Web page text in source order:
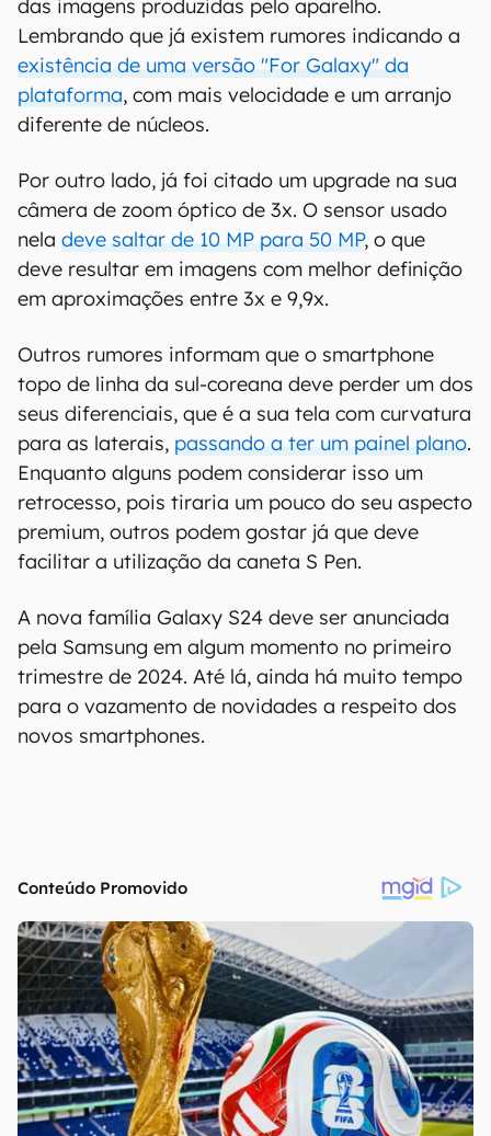
das imagens produzidas pelo aparelho.
Lembrando que já existem rumores indicando a
existência de uma versão "For Galaxy" da
plataforma, com mais velocidade e um arranjo
diferente de núcleos.
Por outro lado, já foi citado um upgrade na sua
câmera de zoom óptico de 3x. O sensor usado
nela deve saltar de 10 MP para 50 MP, o que
deve resultar em imagens com melhor definição
em aproximações entre 3x e 9,9x.
Outros rumores informam que o smartphone
topo de linha da sul-coreana deve perder um dos
seus diferenciais, que é a sua tela com curvatura
para as laterais, passando a ter um painel plano.
Enquanto alguns podem considerar isso um
retrocesso, pois tiraria um pouco do seu aspecto
premium, outros podem gostar já que deve
facilitar a utilização da caneta S Pen.
A nova família Galaxy S24 deve ser anunciada
pela Samsung em algum momento no primeiro
trimestre de 2024. Até lá, ainda há muito tempo
para o vazamento de novidades a respeito dos
novos smartphones.